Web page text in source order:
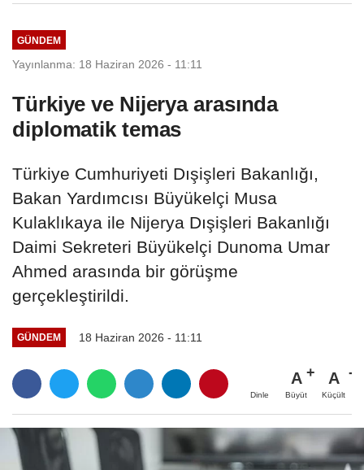
GÜNDEM
Yayınlanma: 18 Haziran 2026 - 11:11
Türkiye ve Nijerya arasında
diplomatik temas
Türkiye Cumhuriyeti Dışişleri Bakanlığı,
Bakan Yardımcısı Büyükelçi Musa
Kulaklıkaya ile Nijerya Dışişleri Bakanlığı
Daimi Sekreteri Büyükelçi Dunoma Umar
Ahmed arasında bir görüşme
gerçekleştirildi.
GÜNDEM 18 Haziran 2026 - 11:11
Dinle
A
Büyüt
A
Küçült